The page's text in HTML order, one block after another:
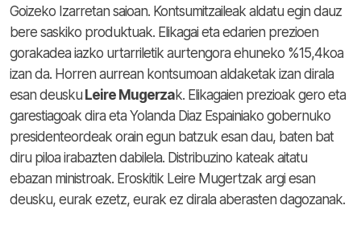
Goizeko Izarretan saioan. Kontsumitzaileak aldatu egin dauz
bere saskiko produktuak. Elikagai eta edarien prezioen
gorakadea iazko urtarriletik aurtengora ehuneko %15,4koa
izan da. Horren aurrean kontsumoan aldaketak izan dirala
esan deusku Leire Mugerzak. Elikagaien prezioak gero eta
garestiagoak dira eta Yolanda Diaz Espainiako gobernuko
presidenteordeak orain egun batzuk esan dau, baten bat
diru piloa irabazten dabilela. Distribuzino kateak aitatu
ebazan ministroak. Eroskitik Leire Mugertzak argi esan
deusku, eurak ezetz, eurak ez dirala aberasten dagozanak.